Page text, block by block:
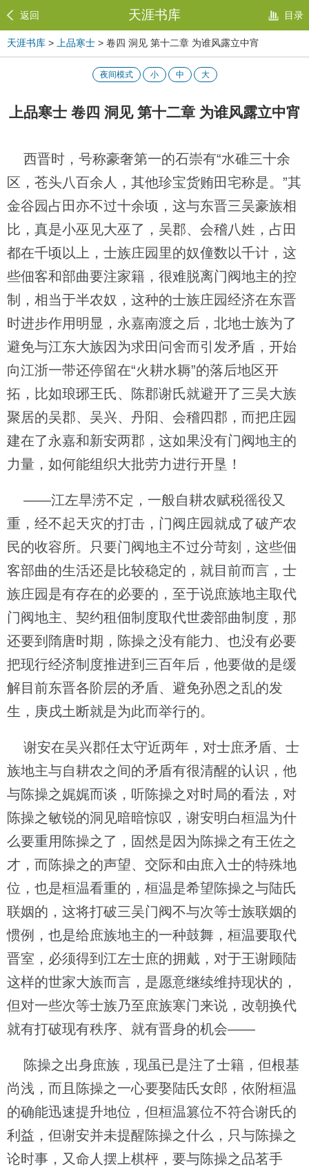
返回 天涯书库 目录
天涯书库 > 上品寒士 > 卷四 洞见 第十二章 为谁风露立中宵
夜间模式 小 中 大
上品寒士 卷四 洞见 第十二章 为谁风露立中宵
西晋时，号称豪奢第一的石崇有“水碓三十余
区，苍头八百余人，其他珍宝货贿田宅称是。”其
金谷园占田亦不过十余顷，这与东晋三吴豪族相
比，真是小巫见大巫了，吴郡、会稽八姓，占田
都在千顷以上，士族庄园里的奴僮数以千计，这
些佃客和部曲要注家籍，很难脱离门阀地主的控
制，相当于半农奴，这种的士族庄园经济在东晋
时进步作用明显，永嘉南渡之后，北地士族为了
避免与江东大族因为求田问舍而引发矛盾，开始
向江浙一带还停留在“火耕水耨”的落后地区开
拓，比如琅琊王氏、陈郡谢氏就避开了三吴大族
聚居的吴郡、吴兴、丹阳、会稽四郡，而把庄园
建在了永嘉和新安两郡，这如果没有门阀地主的
力量，如何能组织大批劳力进行开垦！
——江左旱涝不定，一般自耕农赋税徭役又
重，经不起天灾的打击，门阀庄园就成了破产农
民的收容所。只要门阀地主不过分苛刻，这些佃
客部曲的生活还是比较稳定的，就目前而言，士
族庄园是有存在的必要的，至于说庶族地主取代
门阀地主、契约租佃制度取代世袭部曲制度，那
还要到隋唐时期，陈操之没有能力、也没有必要
把现行经济制度推进到三百年后，他要做的是缓
解目前东晋各阶层的矛盾、避免孙恩之乱的发
生，庚戌土断就是为此而举行的。
谢安在吴兴郡任太守近两年，对士庶矛盾、士
族地主与自耕农之间的矛盾有很清醒的认识，他
与陈操之娓娓而谈，听陈操之对时局的看法，对
陈操之敏锐的洞见暗暗惊叹，谢安明白桓温为什
么要重用陈操之了，固然是因为陈操之有王佐之
才，而陈操之的声望、交际和由庶入士的特殊地
位，也是桓温看重的，桓温是希望陈操之与陆氏
联姻的，这将打破三吴门阀不与次等士族联姻的
惯例，也是给庶族地主的一种鼓舞，桓温要取代
晋室，必须得到江左士庶的拥戴，对于王谢顾陆
这样的世家大族而言，是愿意继续维持现状的，
但对一些次等士族乃至庶族寒门来说，改朝换代
就有打破现有秩序、就有晋身的机会——
陈操之出身庶族，现虽已是注了士籍，但根基
尚浅，而且陈操之一心要娶陆氏女郎，依附桓温
的确能迅速提升地位，但桓温篡位不符合谢氏的
利益，但谢安并未提醒陈操之什么，只与陈操之
论时事，又命人摆上棋枰，要与陈操之品茗手